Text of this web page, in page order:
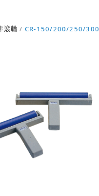
滾輪 CR-150/200/250/300